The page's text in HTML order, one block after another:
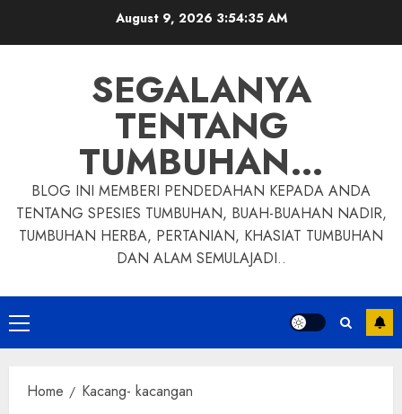
August 9, 2026 3:54:36 AM
SEGALANYA
TENTANG
TUMBUHAN…
BLOG INI MEMBERI PENDEDAHAN KEPADA ANDA
TENTANG SPESIES TUMBUHAN, BUAH-BUAHAN NADIR,
TUMBUHAN HERBA, PERTANIAN, KHASIAT TUMBUHAN
DAN ALAM SEMULAJADI..
Primary
Menu
Home Kacang- kacangan